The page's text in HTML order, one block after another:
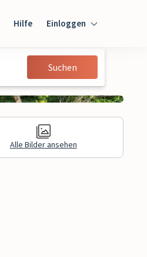
Hilfe Einloggen
Einloggen
Gast
Suchen
Alle Bilder ansehen